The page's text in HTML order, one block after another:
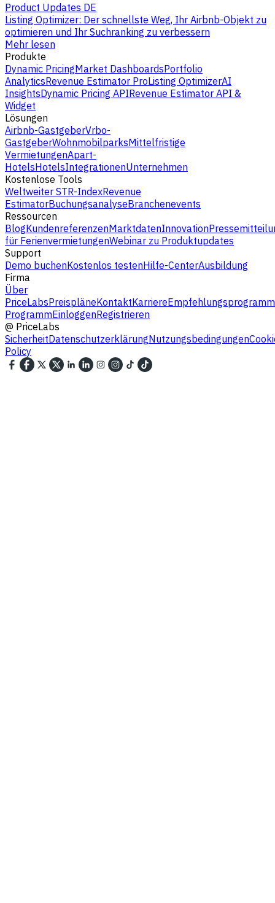
Product Updates DE
Listing Optimizer: Der schnellste Weg, Ihr Airbnb-Objekt zu
optimieren und Ihr Suchranking zu verbessern
Mehr lesen
Produkte
Dynamic PricingMarket DashboardsPortfolio
AnalyticsRevenue Estimator ProListing OptimizerAI
InsightsDynamic Pricing APIRevenue Estimator API &
Widget
Lösungen
Airbnb-GastgeberVrbo-
GastgeberWohnmobilparksMittelfristige
VermietungenApart-
HotelsHotelsIntegrationenUnternehmen
Kostenlose Tools
Weltweiter STR-IndexRevenue
EstimatorBuchungsanalyseBranchenevents
Ressourcen
BlogKundenreferenzenMarktdatenInnovation
für FerienvermietungenWebinar zu Produktupdates
Support
Demo buchenKostenlos testenHilfe-CenterAusbildung
Firma
Über
PriceLabsPreispläneKontaktKarriereEmpfehlungsprogramm
ProgrammEinloggenRegistrieren
@ PriceLabs
SicherheitDatenschutzerklärungNutzungsbedingungen
Policy